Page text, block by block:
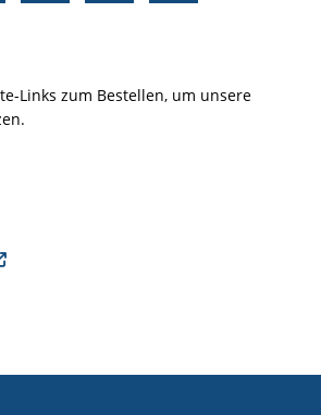
Links zum Bestellen, um unsere